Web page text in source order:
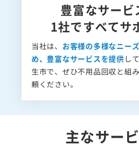
豊富なサービ
1社ですべてサ
当社は、 お客様の多様なニー
め、豊富なサービスを提供し
生市で、ぜひ不用品回収と組
頼ください。
主なサー